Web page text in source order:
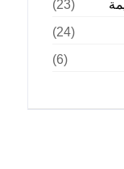
(23)
(24)
(6)